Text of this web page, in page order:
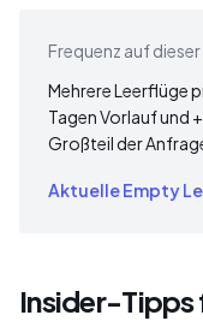
Frequenz auf
Mehrere Leerflüge
Tagen Vorlauf und
Großteil der
Aktuelle Empty
Insider-Tipps